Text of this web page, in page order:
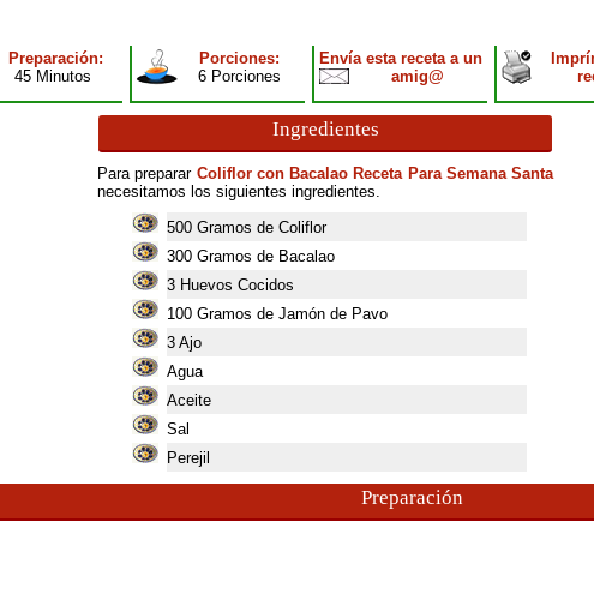
Preparación:
45 Minutos
Porciones:
6 Porciones
Envía esta receta a un
amig@
Ingredientes
Para preparar Coliflor con Bacalao Receta Para Semana Santa
necesitamos los siguientes ingredientes.
500 Gramos de Coliflor
300 Gramos de Bacalao
3 Huevos Cocidos
100 Gramos de Jamón de Pavo
3 Ajo
Agua
Aceite
Sal
Perejil
Preparación